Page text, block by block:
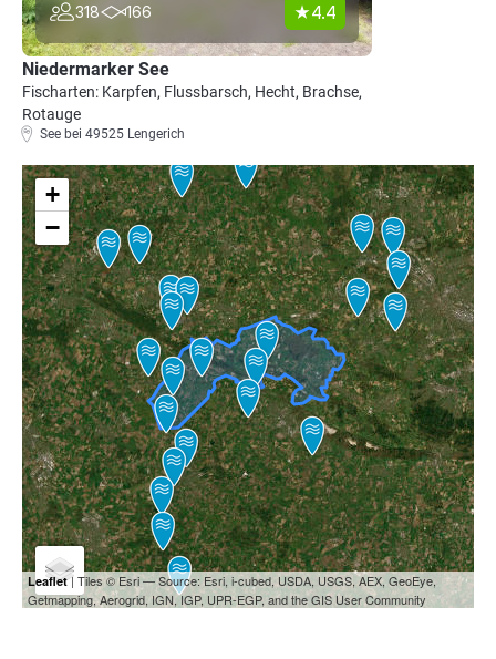
318 166 4.4
Niedermarker See
Fischarten: Karpfen, Flussbarsch, Hecht, Brachse,
Rotauge
See bei 49525 Lengerich
+
−
Leaflet| Tiles © Esri — Source: Esri, i-cubed, USDA, USGS, AEX, GeoEye,
Getmapping, Aerogrid, IGN, IGP, UPR-EGP, and the GIS User Community